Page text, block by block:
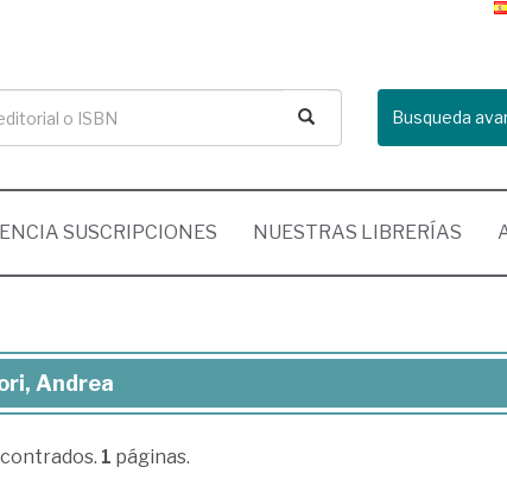
Busqueda
SUSCRIPCIONES NUESTRAS LIBRERÍAS
Andrea
1 páginas.